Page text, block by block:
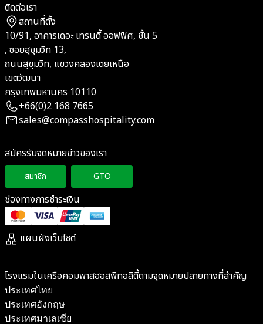
ติดต่อเรา
สถานที่ตั้ง
10/91, อาคารเดอะ เทรนดี้ ออฟฟิศ, ชั้น 5
, ซอยสุขุมวิท 13,
ถนนสุขุมวิท, แขวงคลองเตยเหนือ
เขตวัฒนา
กรุงเทพมหานคร 10110
+66(0)2 168 7665
sales@compasshospitality.com
สมัครรับจดหมายข่าวของเรา
สมาชิก GTO
ช่องทางการชำระเงิน
แผนผังเว็บไซต์
โรงแรมในเครือคอมพาสฮอสพิทอลิตี้ตามจุดหมายปลายทางที่สำคัญ
ประเทศไทย
ประเทศอังกฤษ
ประเทศมาเลเซีย